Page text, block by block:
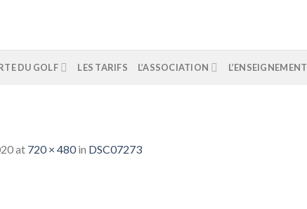
DU GOLF LES TARIFS L’ASSOCIATION L’ENSEIGNEMENT
at 720 × 480in DSC07273